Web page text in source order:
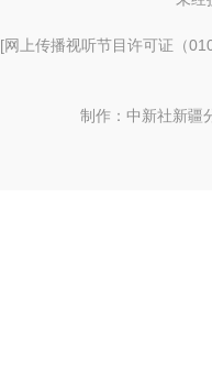
[网上传播视听节目许可证（
制作：中新社新